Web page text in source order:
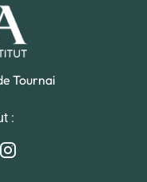
Tournai
: